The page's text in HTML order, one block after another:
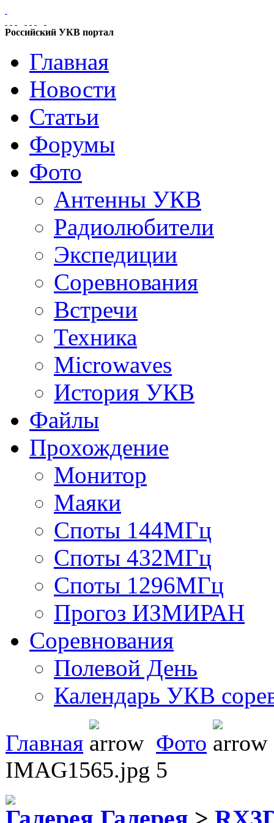
Российский УКВ портал
Главная
Новости
Статьи
Форумы
Фото
Антенны УКВ
Радиолюбители
Экспедиции
Соревнования
Встречи
Техника
Microwaves
История УКВ
Файлы
Прохождение
Монитор
Маяки
Споты 144МГц
Споты 432МГц
Споты 1296МГц
Прогоз ИЗМИРАН
Соревнования
Полевой День
Календарь УКВ
Главная
Фото
IMAG1565.jpg 5